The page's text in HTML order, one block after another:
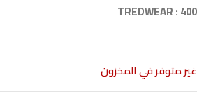
TREDWEAR : 400
غير متوفر في المخزون